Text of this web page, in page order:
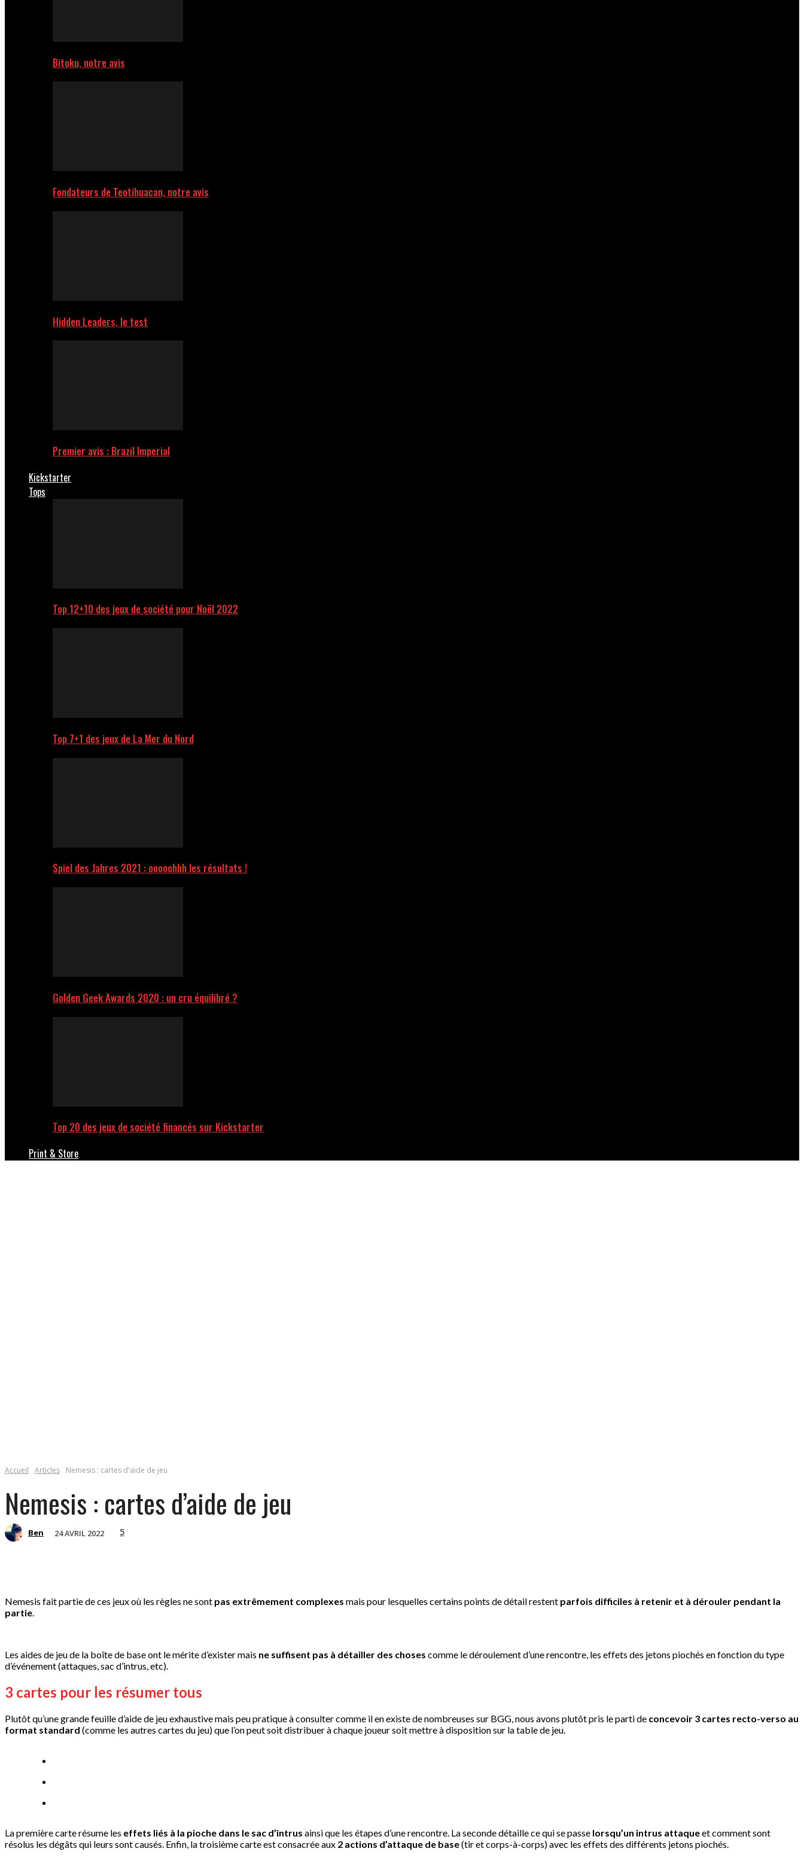
Bitoku, notre avis
Fondateurs de Teotihuacan, notre avis
Hidden Leaders, le test
Premier avis : Brazil Imperial
Kickstarter
Tops
Top 12+10 des jeux de société pour Noël 2022
Top 7+1 des jeux de La Mer du Nord
Spiel des Jahres 2021 : ooooohhh les résultats !
Golden Geek Awards 2020 : un cru équilibré ?
Top 20 des jeux de société financés sur Kickstarter
Print & Store
Accueil Articles Nemesis : cartes d'aide de jeu
Nemesis : cartes d’aide de jeu
Ben 24 AVRIL 2022 5
Nemesis fait partie de ces jeux où les règles ne sont pas extrêmement complexes mais pour lesquelles certains points de détail restent parfois difficiles à retenir et à dérouler pendant la
partie.
Les aides de jeu de la boîte de base ont le mérite d’exister mais ne suffisent pas à détailler des choses comme le déroulement d’une rencontre, les effets des jetons piochés en fonction du type
d’événement (attaques, sac d’intrus, etc).
3 cartes pour les résumer tous
Plutôt qu’une grande feuille d’aide de jeu exhaustive mais peu pratique à consulter comme il en existe de nombreuses sur BGG, nous avons plutôt pris le parti de concevoir 3 cartes recto-verso au
format standard (comme les autres cartes du jeu) que l’on peut soit distribuer à chaque joueur soit mettre à disposition sur la table de jeu.
La première carte résume les effets liés à la pioche dans le sac d’intrus ainsi que les étapes d’une rencontre. La seconde détaille ce qui se passe lorsqu’un intrus attaqueet comment sont
résolus les dégâts qui leurs sont causés. Enfin, la troisième carte est consacrée aux 2 actions d’attaque de base(tir et corps-à-corps) avec les effets des différents jetons piochés.